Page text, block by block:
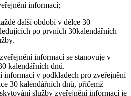
informací;
další období v délce 30
po prvních 30kalendářních
informací se stanovuje v
kalendářních dnů.
informací v podkladech pro zveřejnění
30 kalendářních dnů, přičemž
služby zveřejnění informací je